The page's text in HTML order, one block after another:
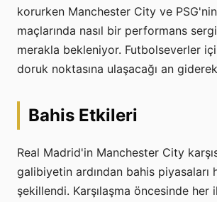
korurken Manchester City ve
maçlarında nasıl bir performans
merakla bekleniyor. Futbolseverler
doruk noktasına ulaşacağı an
Bahis Etkileri
Real Madrid'in Manchester City
galibiyetin ardından bahis piyasaları
şekillendi. Karşılaşma öncesinde her